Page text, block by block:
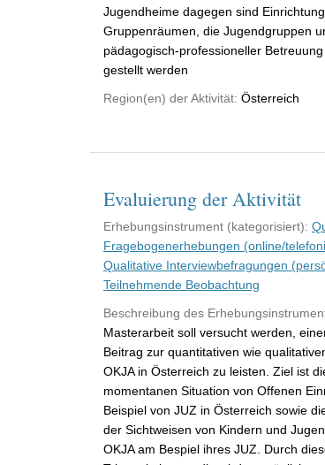
Jugendheime dagegen sind
Gruppenräumen, die Jugendgruppen
pädagogisch-professioneller
gestellt werden
Region(en) der Aktivität: Österreich
Evaluierung der Aktivität
Erhebungsinstrument (kategorisiert):
Fragebogenerhebungen (online/
Qualitative Interviewbefragungen
Teilnehmende Beobachtung
Beschreibung des
Masterarbeit soll versucht werden,
Beitrag zur quantitativen wie
OKJA in Österreich zu leisten. Ziel ist
momentanen Situation von Offenen
Beispiel von JUZ in Österreich sowie
der Sichtweisen von Kindern und
OKJA am Bespiel ihres JUZ. Durch